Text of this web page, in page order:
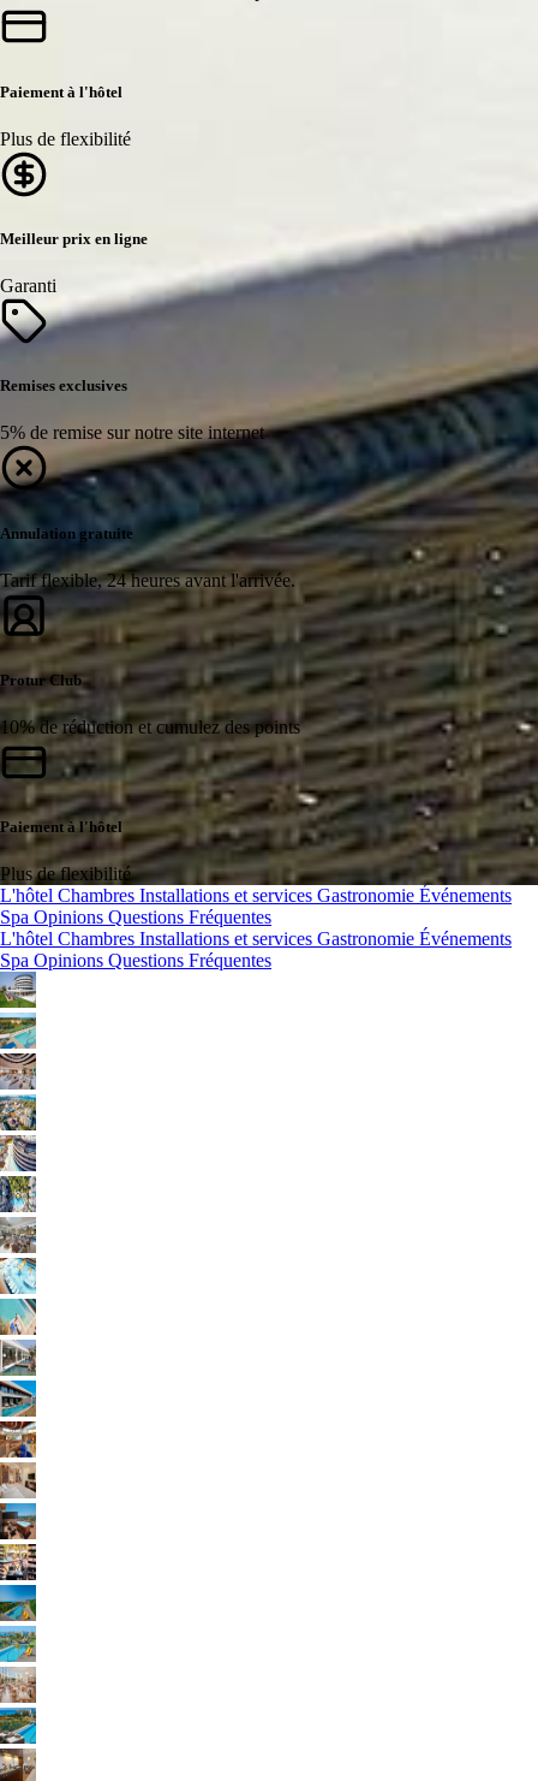
Paiement à l'hôtel
Plus de flexibilité
Meilleur prix en ligne
Garanti
Remises exclusives
5% de remise sur notre site internet
Annulation gratuite
Tarif flexible, 24 heures avant l'arrivée.
Protur Club
10% de réduction et cumulez des points
Paiement à l'hôtel
Plus de flexibilité
L'hôtel Chambres Installations et services Gastronomie Événements
Spa Opinions Questions Fréquentes
L'hôtel Chambres Installations et services Gastronomie Événements
Spa Opinions Questions Fréquentes